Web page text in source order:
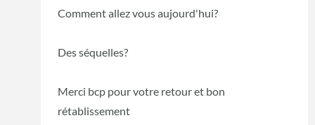
Comment allez vous aujourd'hui?
Des séquelles?
Merci bcp pour votre retour et bon
rétablissement